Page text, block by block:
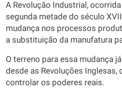
A Revolução Industrial,
segunda metade do século
mudança nos processos
a substituição da manufatura
O terreno para essa mudança
desde as Revoluções Inglesas,
controlar os poderes reais.